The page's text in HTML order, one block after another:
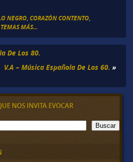
NEGRO, CORAZÓN CONTENTO,
MÁS...
De Los 80.
V.A – Música Española De Los 60. »
NOS INVITA EVOCAR
Buscar